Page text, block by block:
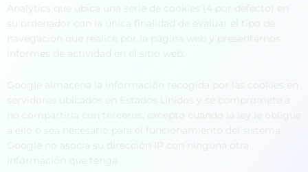
Analytics que ubica una serie de cookies (4 por defecto) en
su ordenador con la única finalidad de evaluar el tipo de
navegación que realice por la página web y presentarnos
informes de actividad en el sitio web.
Google almacena la información recogida por las cookies en
servidores ubicados en Estados Unidos y se compromete a
no compartirla con terceros, excepto cuando la ley le obligue
a ello o sea necesario para el funcionamiento del sistema.
Google no asocia su dirección IP con ninguna otra
información que tenga.